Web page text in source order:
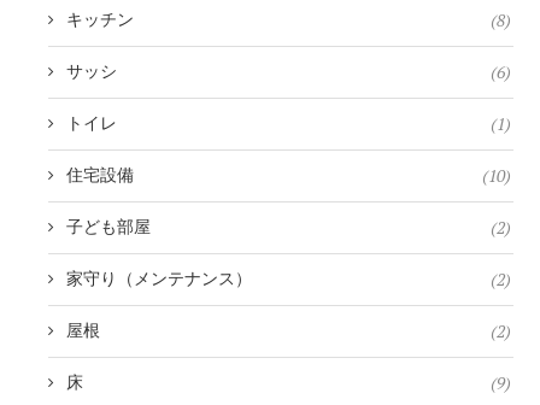
キッチン (8)
サッシ (6)
トイレ (1)
住宅設備 (10)
子ども部屋 (2)
家守り（メンテナンス） (2)
屋根 (2)
床 (9)